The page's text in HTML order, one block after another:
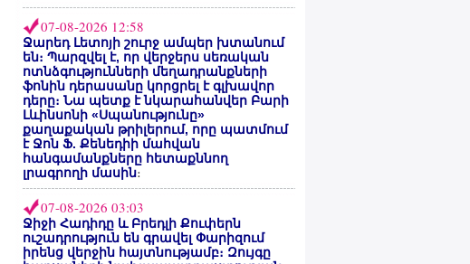
07-08-2026 12:58
Ջարեդ Լետոյի շուրջ ամպեր խտանում
են։ Պարզվել է, որ վերջերս սեռական
ոտնձգությունների մեղադրանքների
ֆոնին դերասանը կորցրել է գլխավոր
դերը։ Նա պետք է նկարահանվեր Բարի
Լևինսոնի «Սպանությունը»
քաղաքական թրիլերում, որը պատմում
է Ջոն Ֆ. Քենեդիի մահվան
հանգամանքները հետաքննող
լրագրողի մասին։
07-08-2026 03:03
Ջիջի Հադիդը և Բրեդլի Քուփերն
ուշադրություն են գրավել Փարիզում
իրենց վերջին հայտնությամբ։ Զույգը